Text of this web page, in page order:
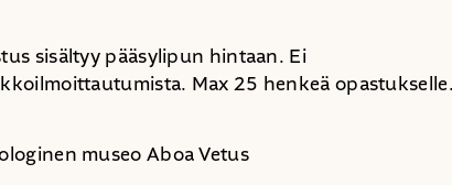
sisältyy pääsylipun hintaan. Ei
Max 25 henkeä
museo Aboa Vetus